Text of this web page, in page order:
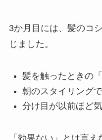
3か月目には、髪のコ
じました。
髪を触ったときの
朝のスタイリング
分け目が以前ほど
「効果ない」とは言